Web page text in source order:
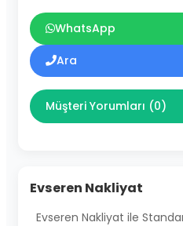
WhatsApp
Ara
Müşteri Yorumları (0)
Evseren Nakliyat
Evseren Nakliyat ile